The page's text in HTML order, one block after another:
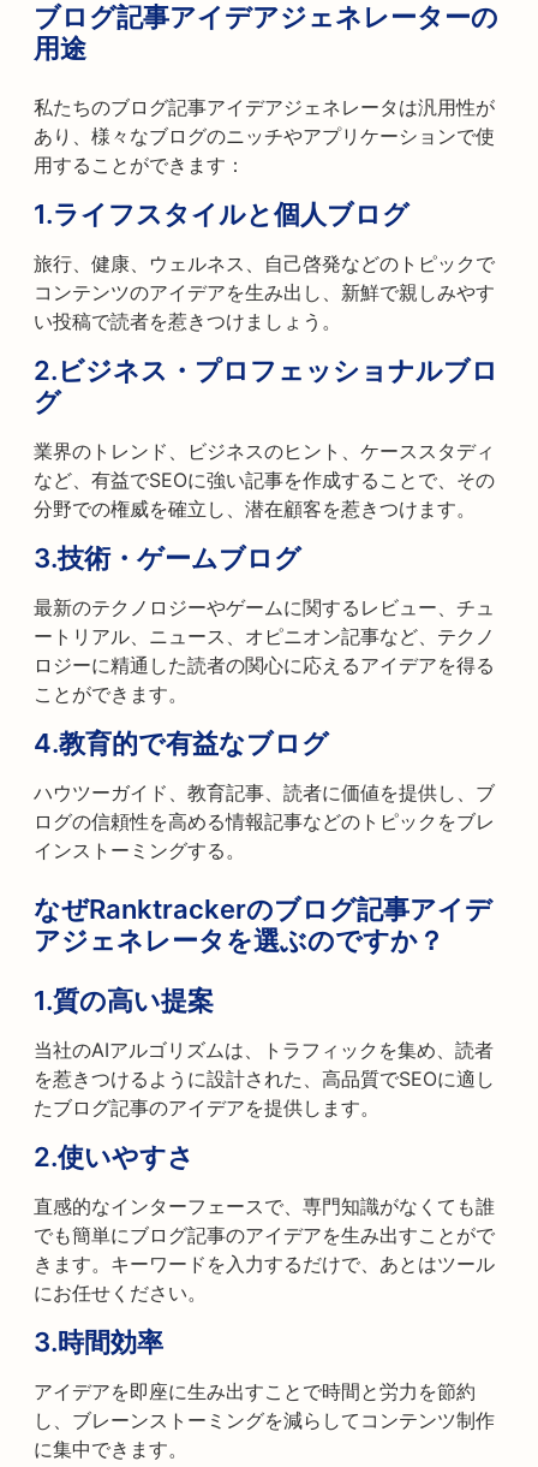
ブログ記事アイデアジェネレーターの
用途
私たちのブログ記事アイデアジェネレータは汎用性が
あり、様々なブログのニッチやアプリケーションで使
用することができます：
1.ライフスタイルと個人ブログ
旅行、健康、ウェルネス、自己啓発などのトピックで
コンテンツのアイデアを生み出し、新鮮で親しみやす
い投稿で読者を惹きつけましょう。
2.ビジネス・プロフェッショナルブロ
グ
業界のトレンド、ビジネスのヒント、ケーススタディ
など、有益でSEOに強い記事を作成することで、その
分野での権威を確立し、潜在顧客を惹きつけます。
3.技術・ゲームブログ
最新のテクノロジーやゲームに関するレビュー、チュ
ートリアル、ニュース、オピニオン記事など、テクノ
ロジーに精通した読者の関心に応えるアイデアを得る
ことができます。
4.教育的で有益なブログ
ハウツーガイド、教育記事、読者に価値を提供し、ブ
ログの信頼性を高める情報記事などのトピックをブレ
インストーミングする。
なぜRanktrackerのブログ記事アイデ
アジェネレータを選ぶのですか？
1.質の高い提案
当社のAIアルゴリズムは、トラフィックを集め、読者
を惹きつけるように設計された、高品質でSEOに適し
たブログ記事のアイデアを提供します。
2.使いやすさ
直感的なインターフェースで、専門知識がなくても誰
でも簡単にブログ記事のアイデアを生み出すことがで
きます。キーワードを入力するだけで、あとはツール
にお任せください。
3.時間効率
アイデアを即座に生み出すことで時間と労力を節約
し、ブレーンストーミングを減らしてコンテンツ制作
に集中できます。